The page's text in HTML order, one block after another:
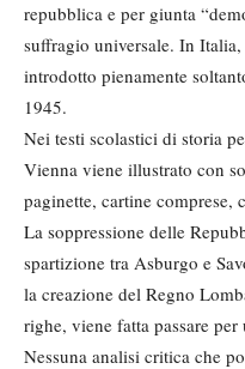
repubblica e per giunta
suffragio universale. In
introdotto pienamente
1945.
Nei testi scolastici di storia
Vienna viene illustrato con
paginette, cartine comprese,
La soppressione delle
spartizione tra Asburgo e
la creazione del Regno
righe, viene fatta passare
Nessuna analisi critica che